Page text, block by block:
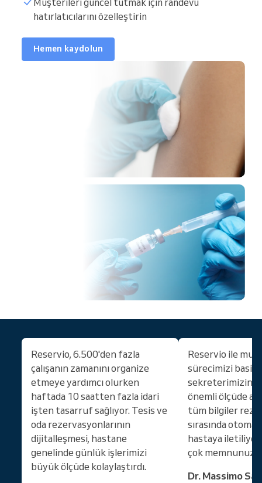
hatırlatıcılarını özelleştirin
Hemen kaydolun
Reservio, 6.500'den fazla
çalışanın zamanını organize
etmeye yardımcı olurken
haftada 10 saatten fazla idari
işten tasarruf sağlıyor. Tesis ve
oda rezervasyonlarının
dijitalleşmesi, hastane
genelinde günlük işlerimizi
büyük ölçüde kolaylaştırdı.
Reservio ile
sürecimizi
sekreterimizin
önemli ölçüde
tüm bilgiler
sırasında
hastaya
çok memnunuz!
Dr. Massimo